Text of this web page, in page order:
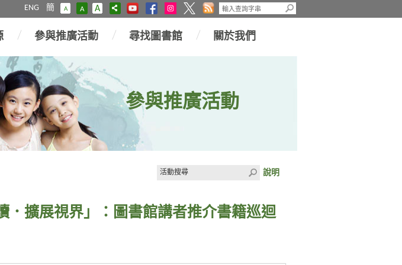
ENG 簡 A A A
參與推廣活動 尋找圖書館 關於我們
參與推廣活動
說明
．擴展視界」：圖書館講者推介書籍巡迴